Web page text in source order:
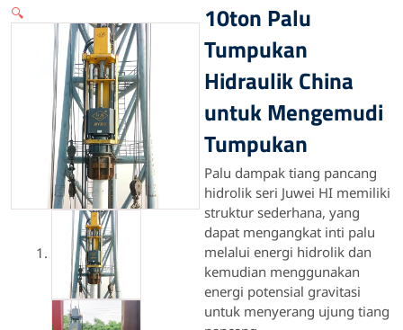
🔍
10ton Palu
Tumpukan
Hidraulik China
untuk Mengemudi
Tumpukan
Palu dampak tiang pancang
hidrolik seri Juwei HI memiliki
struktur sederhana, yang
dapat mengangkat inti palu
melalui energi hidrolik dan
kemudian menggunakan
energi potensial gravitasi
untuk menyerang ujung tiang